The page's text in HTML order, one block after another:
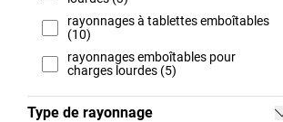
rayonnages à tablettes emboîtables
(10)
rayonnages emboîtables pour
charges lourdes (5)
Type de rayonnage